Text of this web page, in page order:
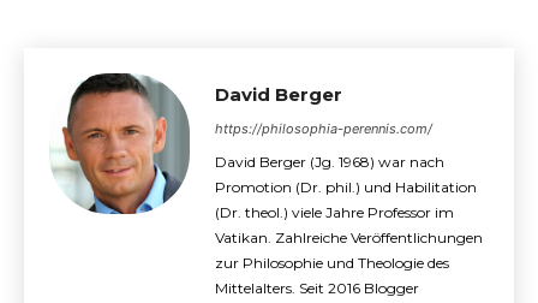
David Berger
https://philosophia-perennis.com/
David Berger (Jg. 1968) war nach
Promotion (Dr. phil.) und Habilitation
(Dr. theol.) viele Jahre Professor im
Vatikan. Zahlreiche Veröffentlichungen
zur Philosophie und Theologie des
Mittelalters. Seit 2016 Blogger